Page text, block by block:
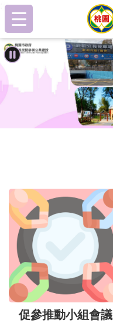
跳到主要內容區塊
:::
:::
促參推動小組會議